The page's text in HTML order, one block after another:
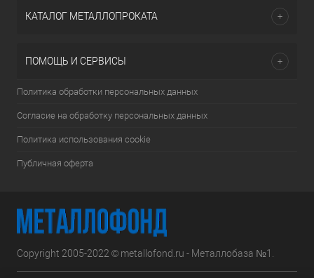
КАТАЛОГ МЕТАЛЛОПРОКАТА
ПОМОЩЬ И СЕРВИСЫ
Политика обработки персональных данных
Согласие на обработку персональных данных
Политика использования cookie
Публичная оферта
Copyright 2005-2022 © metallofond.ru - Металлобаза №1.